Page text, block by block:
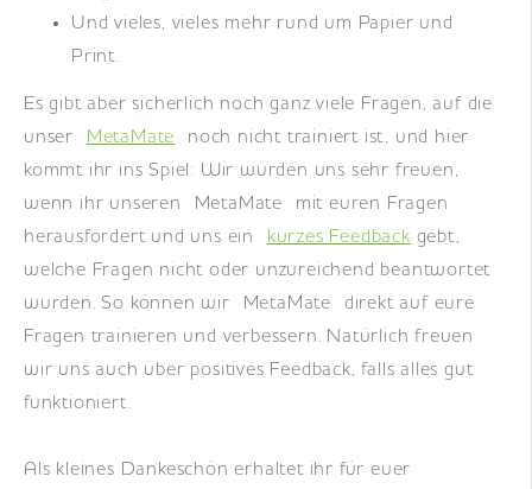
Und vieles, vieles mehr rund um Papier und
Print.
Es gibt aber sicherlich noch ganz viele Fragen, auf die
unser
MetaMate noch nicht trainiert ist, und hier
kommt ihr ins Spiel: Wir würden uns sehr freuen,
wenn ihr unseren MetaMate mit euren Fragen
herausfordert und uns ein
kurzes Feedback gebt,
welche Fragen nicht oder unzureichend beantwortet
wurden. So können wir MetaMate direkt auf eure
Fragen trainieren und verbessern. Natürlich freuen
wir uns auch über positives Feedback, falls alles gut
funktioniert.
Als kleines Dankeschön erhaltet ihr für euer